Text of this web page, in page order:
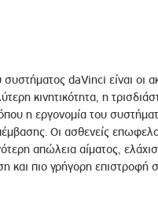
daVinci είναι οι
κινητικότητα, η
η εργονομία του
Οι ασθενείς
απώλεια αίματος,
και πιο γρήγορη επιστροφή